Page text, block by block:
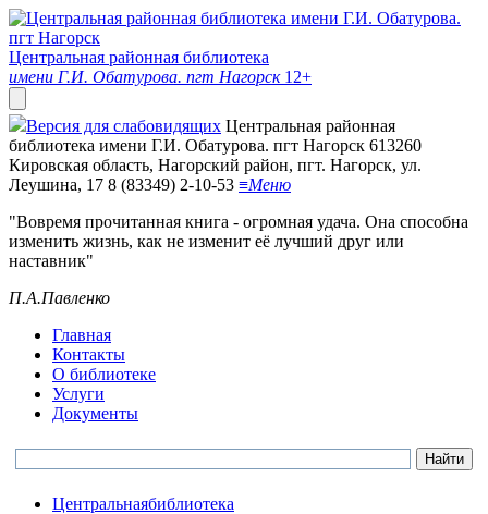
Центральная районная библиотека
имени Г.И. Обатурова. пгт Нагорск 12+
Версия для слабовидящих Центральная районная
библиотека имени Г.И. Обатурова. пгт Нагорск 613260
Кировская область, Нагорский район, пгт. Нагорск, ул.
Леушина, 17 8 (83349) 2-10-53 ≡Меню
"Вовремя прочитанная книга - огромная удача. Она способна
изменить жизнь, как не изменит её лучший друг или
наставник"
П.А.Павленко
Главная
Контакты
О библиотеке
Услуги
Документы
Центральнаябиблиотека